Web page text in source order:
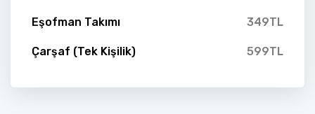
Eşofman Takımı 349TL
Çarşaf (Tek Kişilik) 599TL